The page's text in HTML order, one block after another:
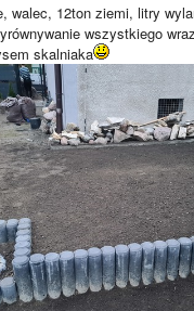
walec, 12ton ziemi, litry
wszystkiego
skalniaka